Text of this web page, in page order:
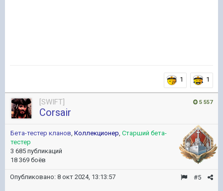
1 1
5 557
[SWIFT]
Corsair
Бета-тестер кланов, Коллекционер, Старший бета-
тестер
3 685 публикаций
18 369 боёв
#5
Опубликовано: 8 окт 2024, 13:13:57